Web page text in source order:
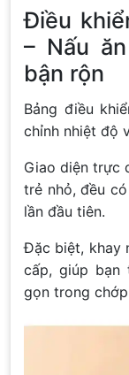
Điều
– Nấu
bận rộn
Bảng điều
chỉnh nhiệt độ
Giao diện trực
trẻ nhỏ, đều
lần đầu tiên.
Đặc biệt, khay
cấp, giúp bạn
gọn trong